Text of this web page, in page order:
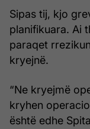
Sipas tij, kjo
planifikuara. Ai
paraqet
kryejnë.
“Ne kryejmë
kryhen
është edhe